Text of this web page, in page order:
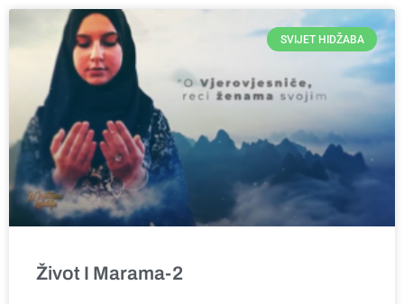
SVIJET HIDŽABA
Život I Marama-2